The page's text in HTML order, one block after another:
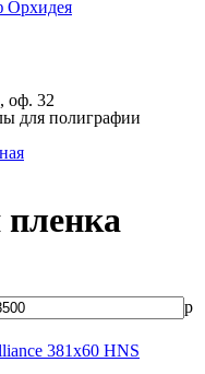
оф. 32
для полиграфии
пленка
р